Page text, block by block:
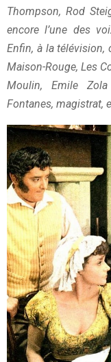
Thompson, Rod
encore l’une des
Enfin, à la télévision,
Maison-Rouge, Les
Moulin, Emile
Fontanes, magistrat,